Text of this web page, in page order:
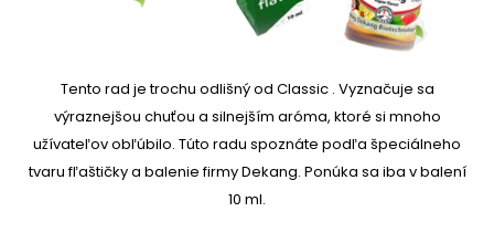
Tento rad je trochu odlišný od Classic . Vyznačuje sa
výraznejšou chuťou a silnejším aróma, ktoré si mnoho
užívateľov obľúbilo. Túto radu spoznáte podľa špeciálneho
tvaru fľaštičky a balenie firmy Dekang. Ponúka sa iba v balení
10 ml.